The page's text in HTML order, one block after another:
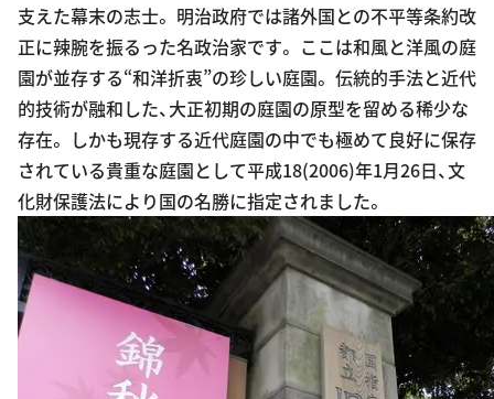
支えた幕末の志士。 明治政府では諸外国との不平等条約改
正に辣腕を振るった名政治家です。 ここは和風と洋風の庭
園が並存する“和洋折衷”の珍しい庭園。 伝統的手法と近代
的技術が融和した、大正初期の庭園の原型を留める稀少な
存在。 しかも現存する近代庭園の中でも極めて良好に保存
されている貴重な庭園として平成18(2006)年1月26日、文
化財保護法により国の名勝に指定されました。